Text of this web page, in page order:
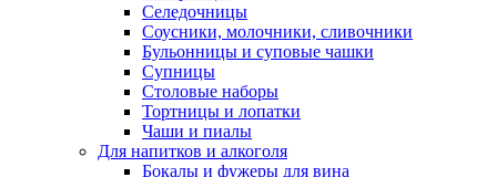
Селедочницы
Соусники, молочники, сливочники
Бульонницы и суповые чашки
Супницы
Столовые наборы
Тортницы и лопатки
Чаши и пиалы
Для напитков и алкоголя
Бокалы и фужеры для вина